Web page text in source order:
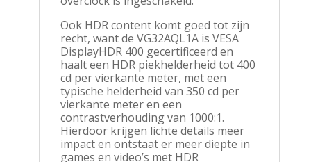
Ook HDR content komt goed tot zijn
recht, want de VG32AQL1A is VESA
DisplayHDR 400 gecertificeerd en
haalt een HDR piekhelderheid tot 400
cd per vierkante meter, met een
typische helderheid van 350 cd per
vierkante meter en een
contrastverhouding van 1000:1.
Hierdoor krijgen lichte details meer
impact en ontstaat er meer diepte in
games en video’s met HDR